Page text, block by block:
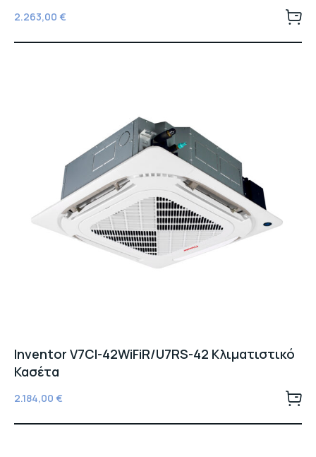
2.263,00 €
Inventor V7CI-42WiFiR/U7RS-42 Κλιματιστικό
Κασέτα
2.184,00 €